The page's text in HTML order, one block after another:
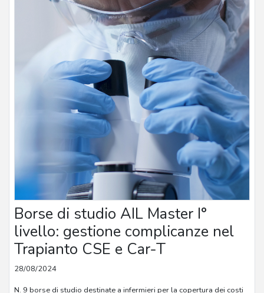
Borse di studio AIL Master I°
livello: gestione complicanze nel
Trapianto CSE e Car-T
28/08/2024
N. 9 borse di studio destinate a infermieri per la copertura dei costi